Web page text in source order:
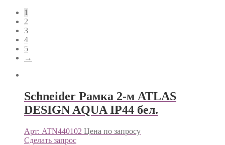
1
2
3
4
5
→
Schneider Рамка 2-м ATLAS
DESIGN AQUA IP44 бел.
Арт: ATN440102 Цена по запросу
Сделать запрос